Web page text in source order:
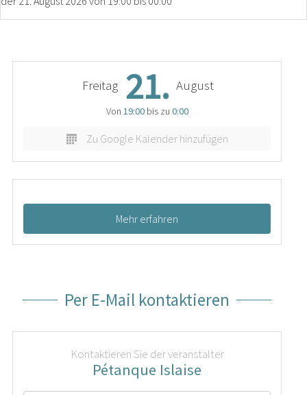
Freitag 21. August
Von 19:00 bis zu 0:00
Zu Google Kalender hinzufügen
Mehr erfahren
Per E-Mail kontaktieren
Kontaktieren Sie der veranstalter
Pétanque Islaise